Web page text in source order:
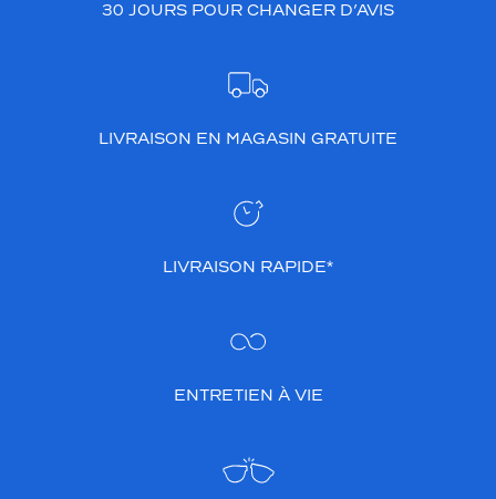
30 JOURS POUR CHANGER D’AVIS
LIVRAISON EN MAGASIN GRATUITE
LIVRAISON RAPIDE*
ENTRETIEN À VIE